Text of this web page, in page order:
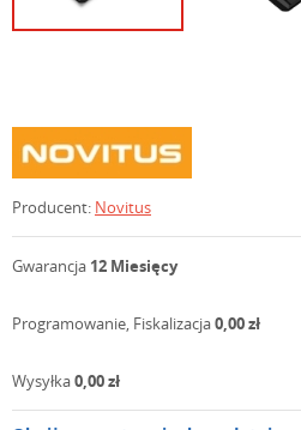
Producent: Novitus
Gwarancja 12 Miesięcy
Programowanie, Fiskalizacja0,00 zł
Wysyłka0,00 zł